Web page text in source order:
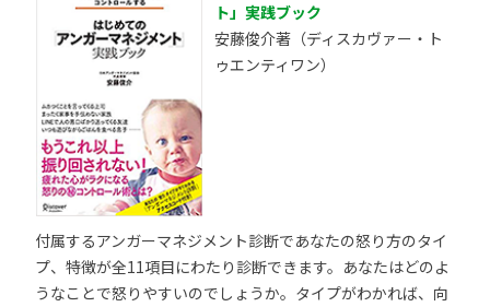
ト」実践ブック
安藤俊介著（ディスカヴァー・ト
ゥエンティワン）
付属するアンガーマネジメント診断であなたの怒り方のタイ
プ、特徴が全11項目にわたり診断できます。あなたはどのよ
うなことで怒りやすいのでしょうか。タイプがわかれば、向